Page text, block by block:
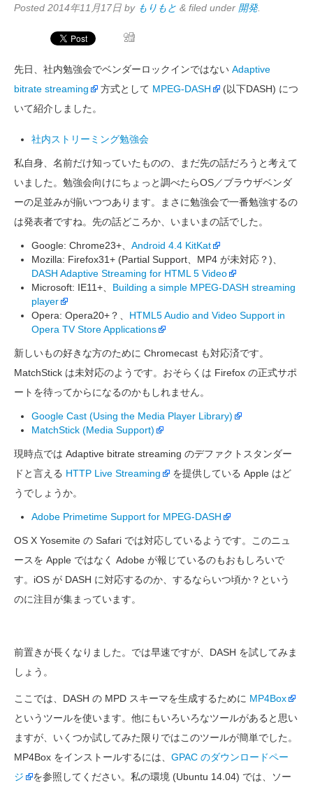
Posted 2014年11月17日 by もりもと & filed under 開発.
先日、社内勉強会でベンダーロックインではない Adaptive
bitrate streaming
方式として MPEG-DASH
(以下DASH) につ
いて紹介しました。
社内ストリーミング勉強会
私自身、名前だけ知っていたものの、まだ先の話だろうと考えて
いました。勉強会向けにちょっと調べたらOS／ブラウザベンダ
ーの足並みが揃いつつあります。まさに勉強会で一番勉強するの
は発表者ですね。先の話どころか、いまいまの話でした。
Google: Chrome23+、 Android 4.4 KitKat
Mozilla: Firefox31+ (Partial Support、MP4 が未対応？)、
DASH Adaptive Streaming for HTML 5 Video
Microsoft: IE11+、 Building a simple MPEG-DASH streaming
player
Opera: Opera20+？、 HTML5 Audio and Video Support in
Opera TV Store Applications
新しいもの好きな方のために Chromecast も対応済です。
MatchStick は未対応のようです。おそらくは Firefox の正式サポ
ートを待ってからになるのかもしれません。
Google Cast (Using the Media Player Library)
MatchStick (Media Support)
現時点では Adaptive bitrate streaming のデファクトスタンダー
ドと言える HTTP Live Streaming
を提供している Apple はど
うでしょうか。
Adobe Primetime Support for MPEG-DASH
OS X Yosemite の Safari では対応しているようです。このニュ
ースを Apple ではなく Adobe が報じているのもおもしろいで
す。iOS が DASH に対応するのか、するならいつ頃か？という
のに注目が集まっています。
前置きが長くなりました。では早速ですが、DASH を試してみま
しょう。
ここでは、DASH の MPD スキーマを生成するために MP4Box
というツールを使います。他にもいろいろなツールがあると思い
ますが、いくつか試してみた限りではこのツールが簡単でした。
MP4Box をインストールするには、 GPAC のダウンロードペー
ジ
を参照してください。私の環境 (Ubuntu 14.04) では、ソー